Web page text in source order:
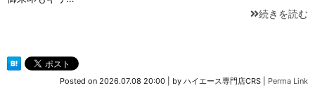
続きを読む
Posted on 2026.07.08 20:00 by ハイエース専門店CRS Perma Link